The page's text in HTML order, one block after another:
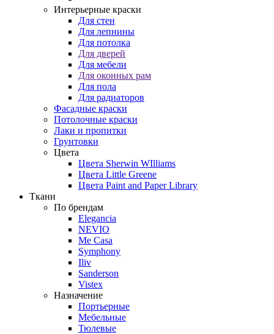
Интерьерные краски
Для стен
Для лепнины
Для потолка
Для дверей
Для мебели
Для оконных рам
Для пола
Для радиаторов
Фасадные краски
Потолочные краски
Лаки и пропитки
Грунтовки
Цвета
Цвета Sherwin WIlliams
Цвета Little Greene
Цвета Paint and Paper Library
Ткани
По брендам
Elegancia
NEVIO
Me Casa
Symphony
Iliv
Sanderson
Vistex
Назначение
Портьерные
Мебельные
Тюлевые